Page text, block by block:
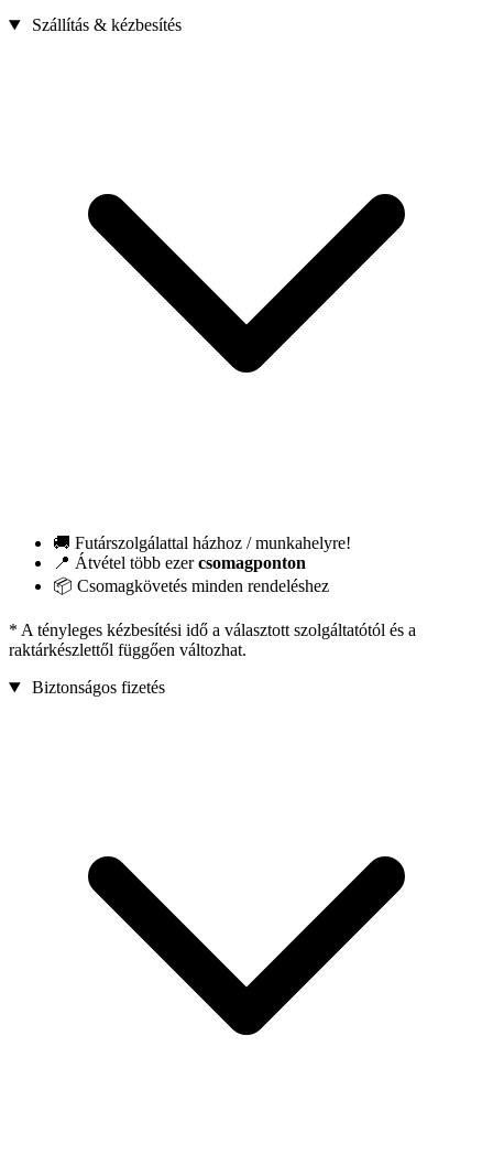
Szállítás & kézbesítés
🚚 Futárszolgálattal házhoz / munkahelyre!
📍 Átvétel több ezercsomagponton
📦 Csomagkövetés minden rendeléshez
* A tényleges kézbesítési idő a választott szolgáltatótól és a
raktárkészlettől függően változhat.
Biztonságos fizetés